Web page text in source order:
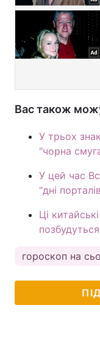
Вас також
У трьох
"чорна
У цей час
"дні
Ці
гороскоп на